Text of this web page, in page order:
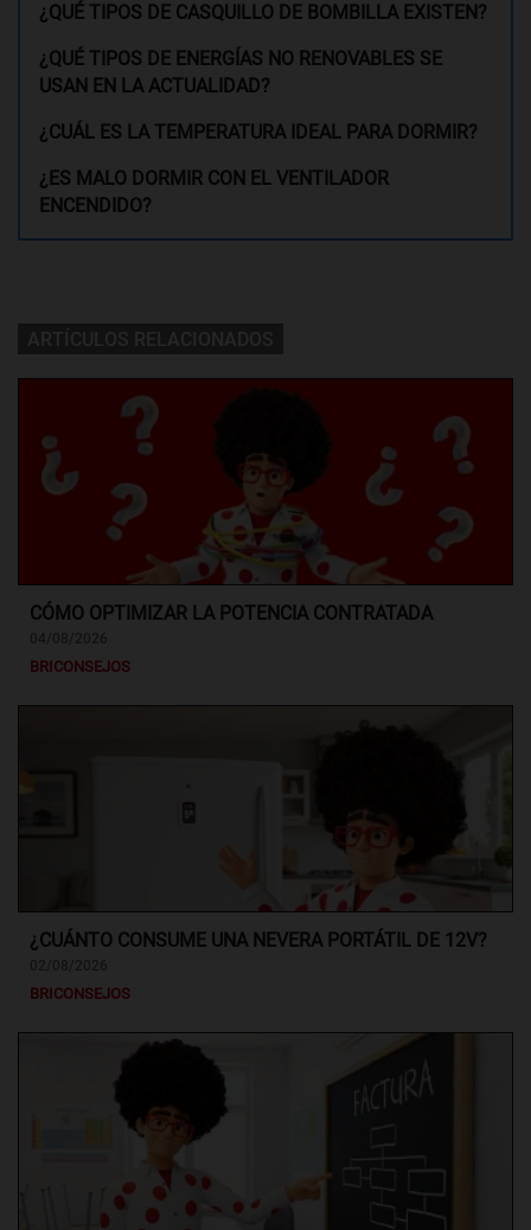
¿QUÉ TIPOS DE CASQUILLO DE BOMBILLA EXISTEN?
¿QUÉ TIPOS DE ENERGÍAS NO RENOVABLES SE
USAN EN LA ACTUALIDAD?
¿CUÁL ES LA TEMPERATURA IDEAL PARA DORMIR?
¿ES MALO DORMIR CON EL VENTILADOR
ENCENDIDO?
CÓMO OPTIMIZAR LA POTENCIA CONTRATADA
BRICONSEJOS
¿CUÁNTO CONSUME UNA NEVERA PORTÁTIL DE 12V?
BRICONSEJOS